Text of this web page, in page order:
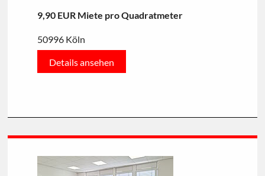
9,90 EUR Miete pro Quadratmeter
50996 Köln
Details ansehen